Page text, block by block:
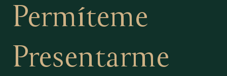
Permíteme
Presentarme